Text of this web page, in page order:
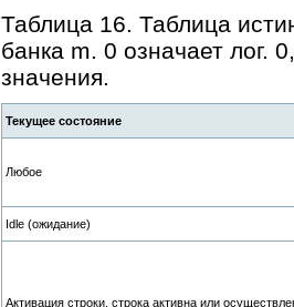
Таблица 16. Таблица
банка m. 0 означает лог.
значения.
Текущее состояние
Любое
Idle (ожидание)
Активация строки, строка активна или